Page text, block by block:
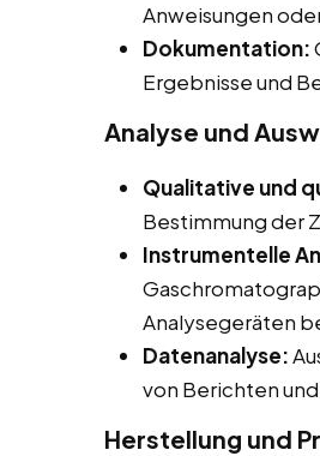
Anweisungen
Dokumentation:
Ergebnisse und
Analyse und
Qualitative und
Bestimmung der
Instrumentelle
Analysegeräten
Datenanalyse:
von Berichten
Herstellung und